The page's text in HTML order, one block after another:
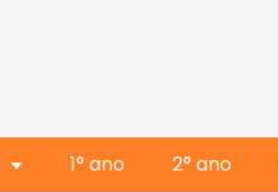
1° ano 2° ano